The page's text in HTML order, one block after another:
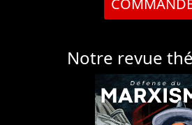
Notre revue